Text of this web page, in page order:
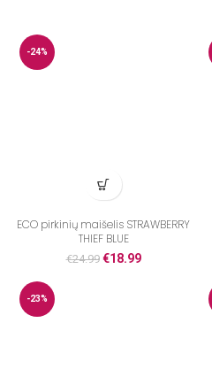
-24%
ECO pirkinių maišelis STRAWBERRY
THIEF BLUE
€24.99 €18.99
-23%